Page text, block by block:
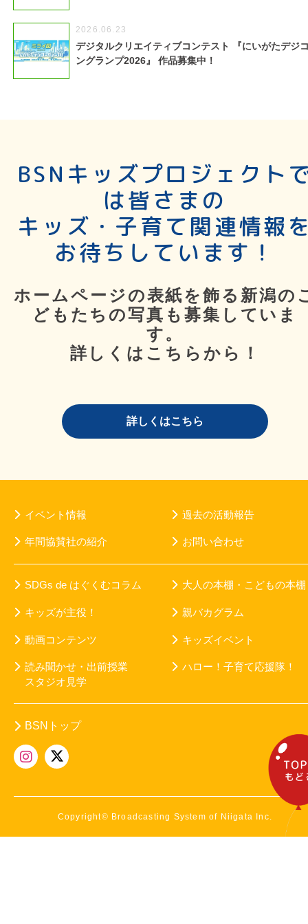
2026.06.23
デジタルクリエイティブコンテスト 『にいがたデジ
ングランプ2026』 作品募集中！
BSNキッズプロジェクト
は皆さまの
キッズ・子育て関連情報
お待ちしています！
ホームページの表紙を飾る新潟の
どもたちの写真も募集していま
す。
詳しくはこちらから！
詳しくはこちら
イベント情報 過去の活動報告
年間協賛社の紹介 お問い合わせ
SDGs de はぐくむコラム 大人の本棚・こどもの本棚
キッズが主役！ 親バカグラム
動画コンテンツ キッズイベント
読み聞かせ・出前授業
スタジオ見学
ハロー！子育て応援隊！
BSNトップ
Copyright© Broadcasting System of Niigata Inc.